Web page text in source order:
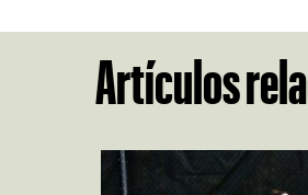
Artículos